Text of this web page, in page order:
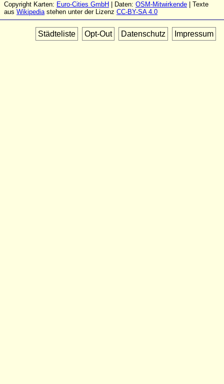
Copyright Karten: Euro-Cities GmbH | Daten: OSM-Mitwirkende | Texte
aus Wikipediastehen unter der Lizenz CC-BY-SA 4.0
Städteliste Opt-Out Datenschutz Impressum